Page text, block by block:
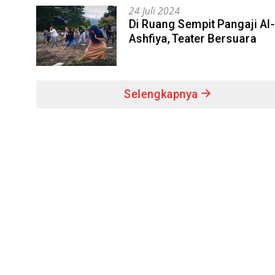
24 Juli 2024
Di Ruang Sempit Pangaji Al-
Ashfiya, Teater Bersuara
Selengkapnya